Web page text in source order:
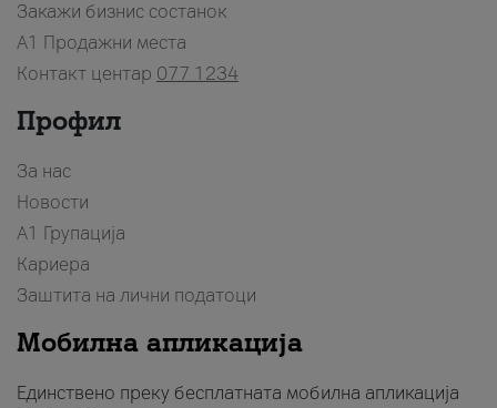
Закажи бизнис состанок
A1 Продажни места
Контакт центар 077 1234
Профил
За нас
Новости
А1 Групација
Кариера
Заштита на лични податоци
Мобилна апликација
Единствено преку бесплатната мобилна апликација